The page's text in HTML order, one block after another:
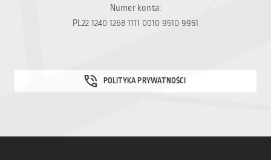
Numer konta:
PL22 1240 1268 1111 0010 9510 9951